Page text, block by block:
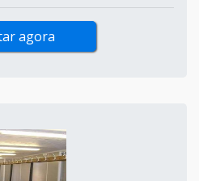
agora